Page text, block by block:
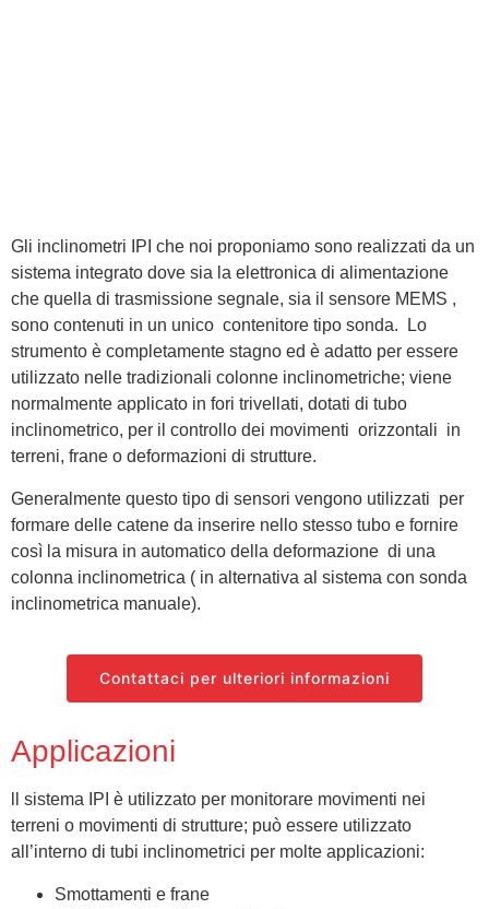
Gli inclinometri IPI che noi proponiamo sono realizzati da un
sistema integrato dove sia la elettronica di alimentazione
che quella di trasmissione segnale, sia il sensore MEMS ,
sono contenuti in un unico contenitore tipo sonda. Lo
strumento è completamente stagno ed è adatto per essere
utilizzato nelle tradizionali colonne inclinometriche; viene
normalmente applicato in fori trivellati, dotati di tubo
inclinometrico, per il controllo dei movimenti orizzontali in
terreni, frane o deformazioni di strutture.
Generalmente questo tipo di sensori vengono utilizzati per
formare delle catene da inserire nello stesso tubo e fornire
così la misura in automatico della deformazione di una
colonna inclinometrica ( in alternativa al sistema con sonda
inclinometrica manuale).
Contattaci per ulteriori informazioni
Applicazioni
ll sistema IPI è utilizzato per monitorare movimenti nei
terreni o movimenti di strutture; può essere utilizzato
all’interno di tubi inclinometrici per molte applicazioni:
Smottamenti e frane